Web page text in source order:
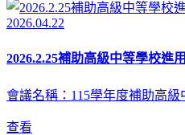
2026.04.22
2026.2.25補助高級中等學校進
會議名稱：115學年度補助高
查看